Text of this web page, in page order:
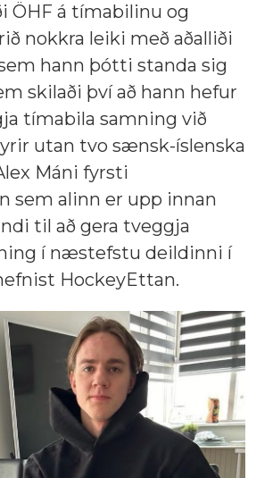
ÖHF á tímabilinu og
nokkra leiki með aðalliði
hann þótti standa sig
skilaði því að hann hefur
tímabila samning við
utan tvo sænsk-íslenska
Máni fyrsti
sem alinn er upp innan
til að gera tveggja
í næstefstu deildinni í
HockeyEttan.